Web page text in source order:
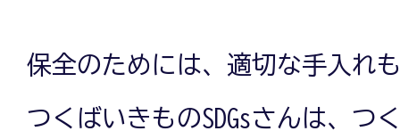
保全のためには、適切な手入れ
つくばいきものSDGsさんは、つ